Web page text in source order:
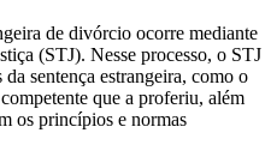
de divórcio ocorre mediante
(STJ). Nesse processo, o STJ
sentença estrangeira, como o
que a proferiu, além
os princípios e normas